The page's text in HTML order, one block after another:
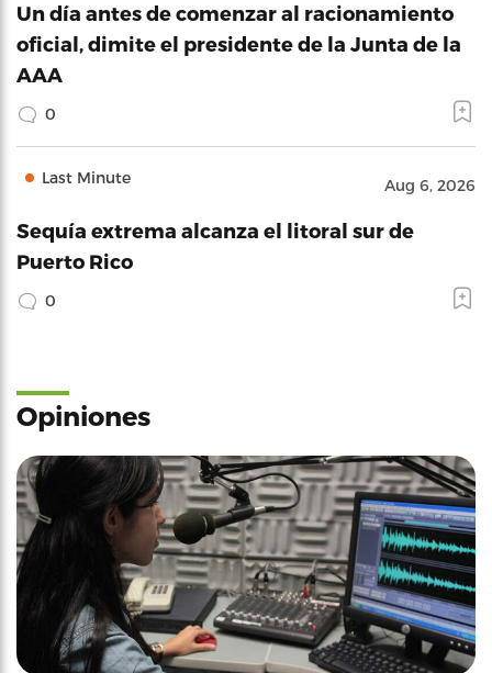
Un día antes de comenzar al racionamiento
oficial, dimite el presidente de la Junta de la
AAA
0
Last Minute Aug 6, 2026
Sequía extrema alcanza el litoral sur de
Puerto Rico
0
Opiniones